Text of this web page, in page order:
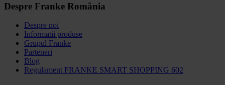
Despre Franke România
Despre noi
Informatii produse
Grupul Franke
Parteneri
Blog
Regulament FRANKE SMART SHOPPING 602